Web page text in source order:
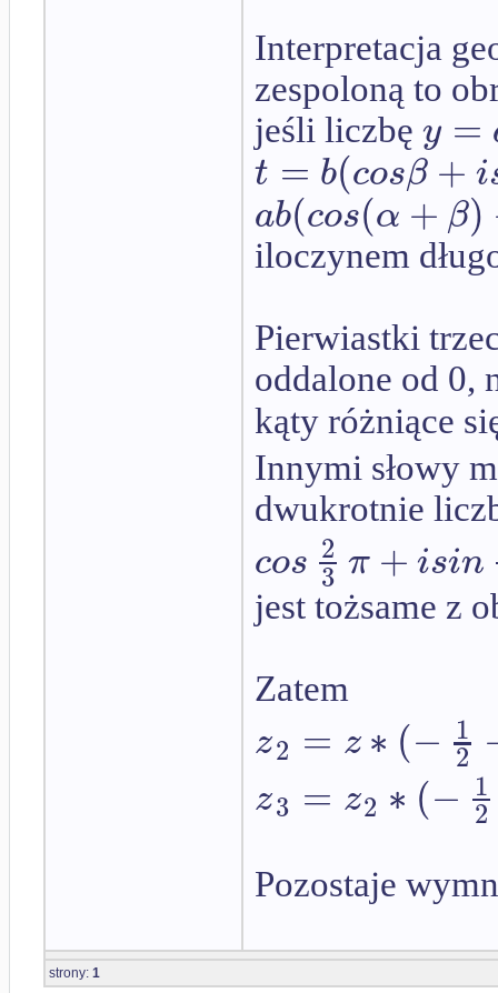
Interpretacja
zespoloną to
jeśli liczbę y =
t = b(cosβ + i
ab(cos(α+ β)
iloczynem
Pierwiastki
oddalone od 0,
kąty różniące
Innymi słowy
dwukrotnie
cos 2
3 π + isin
jest tożsame z
Zatem
z2 = z∗ (− 1
2
z3 = z2 ∗ (− 1
2
Pozostaje
strony: 1